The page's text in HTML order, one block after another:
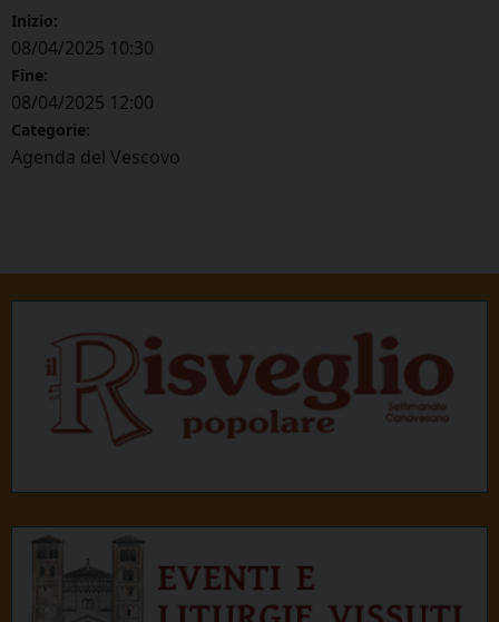
Inizio:
08/04/2025 10:30
Fine:
08/04/2025 12:00
Categorie:
Agenda del Vescovo